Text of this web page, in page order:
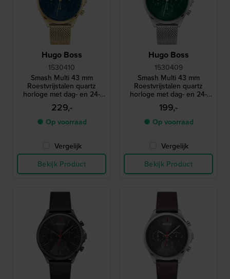
Hugo Boss
1530410
Smash Multi 43 mm
Roestvrijstalen quartz
horloge met dag- en 24-
uurs wijzerplaat
229,-
● Op voorraad
Vergelijk
Bekijk Product
Hugo Boss
1530409
Smash Multi 43 mm
Roestvrijstalen quartz
horloge met dag- en 24-
uurs wijzerplaat
199,-
● Op voorraad
Vergelijk
Bekijk Product